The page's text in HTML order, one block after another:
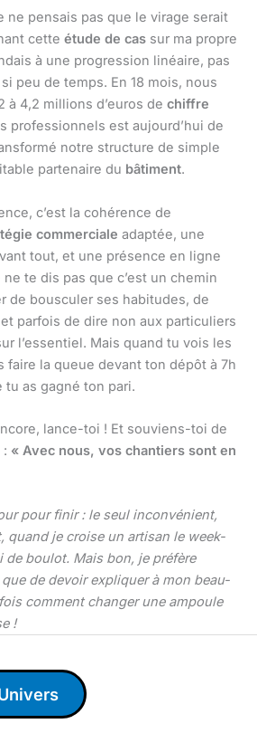
ne pensais pas que le virage serait
cette étude de cas sur ma propre
à une progression linéaire, pas
peu de temps. En 18 mois, nous
à 4,2 millions d’euros de chiffre
professionnels est aujourd’hui de
notre structure de simple
partenaire du bâtiment.
c’est la cohérence de
commerciale adaptée, une
tout, et une présence en ligne
te dis pas que c’est un chemin
de bousculer ses habitudes, de
parfois de dire non aux particuliers
l’essentiel. Mais quand tu vois les
faire la queue devant ton dépôt à 7h
as gagné ton pari.
lance-toi ! Et souviens-toi de
« Avec nous, vos chantiers sont en
pour finir : le seul inconvénient,
quand je croise un artisan le week-
de boulot. Mais bon, je préfère
de devoir expliquer à mon beau-
comment changer une ampoule
!